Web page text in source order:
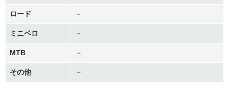
ロード －
ミニベロ －
MTB －
その他 －